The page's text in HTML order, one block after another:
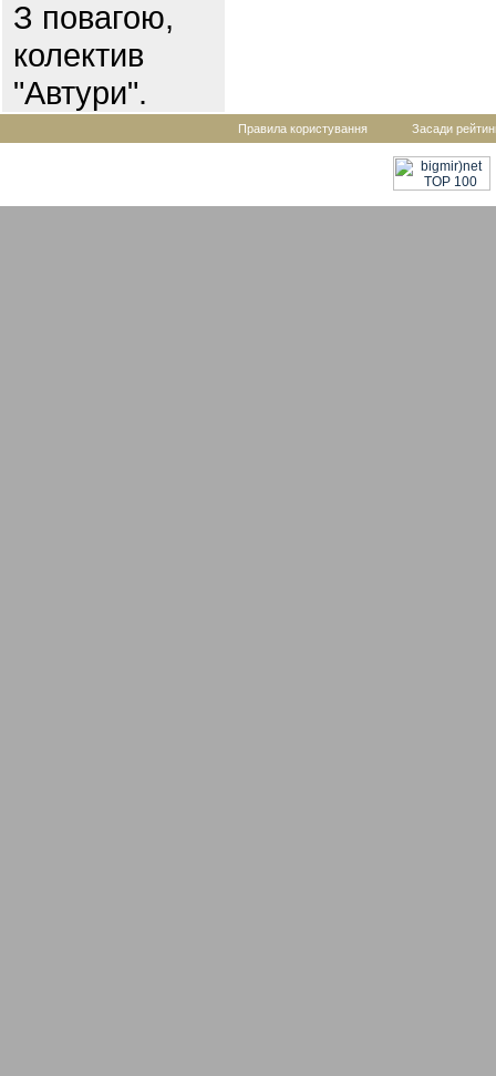
З повагою,
колектив
"Автури".
Правила користування Засади